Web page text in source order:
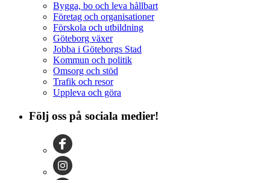
Bygga, bo och leva hållbart
Företag och organisationer
Förskola och utbildning
Göteborg växer
Jobba i Göteborgs Stad
Kommun och politik
Omsorg och stöd
Trafik och resor
Uppleva och göra
Följ oss på sociala medier!